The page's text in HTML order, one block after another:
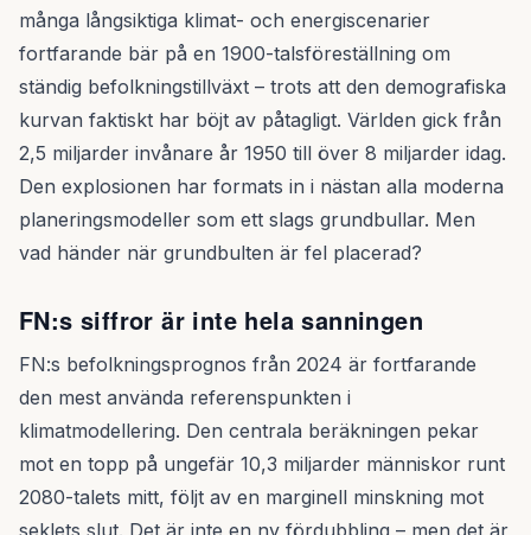
många långsiktiga klimat- och energiscenarier
fortfarande bär på en 1900-talsföreställning om
ständig befolkningstillväxt – trots att den demografiska
kurvan faktiskt har böjt av påtagligt. Världen gick från
2,5 miljarder invånare år 1950 till över 8 miljarder idag.
Den explosionen har formats in i nästan alla moderna
planeringsmodeller som ett slags grundbullar. Men
vad händer när grundbulten är fel placerad?
FN:s siffror är inte hela sanningen
FN:s befolkningsprognos från 2024 är fortfarande
den mest använda referenspunkten i
klimatmodellering. Den centrala beräkningen pekar
mot en topp på ungefär 10,3 miljarder människor runt
2080-talets mitt, följt av en marginell minskning mot
seklets slut. Det är inte en ny fördubbling – men det är